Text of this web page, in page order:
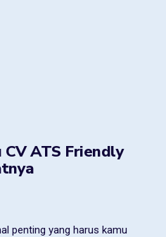
ATS Friendly
penting yang harus kamu